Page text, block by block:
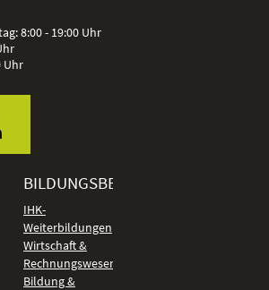
8:00 - 19:00 Uhr
Uhr
BILDUNGSBEREICHE
IHK-
Weiterbildungen
Wirtschaft &
Rechnungswesen
Bildung &